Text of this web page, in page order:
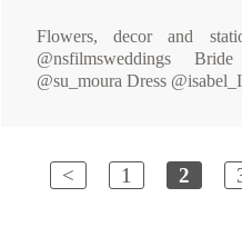
Flowers, decor and
@nsfilmsweddings
@su_moura Dress
< 1 2